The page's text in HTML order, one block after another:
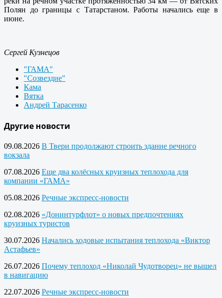
Полян до границы с Татарстаном. Работы начались еще в
июне.
Сергей Кузнецов
"ГАМА"
"Созвездие"
Кама
Вятка
Андрей Тарасенко
Другие новости
09.08.2026 В Твери продолжают строить здание речного
вокзала
07.08.2026 Еще два колёсных круизных теплохода для
компании «ГАМА»
05.08.2026 Речные экспресс-новости
02.08.2026 «Донинтурфлот» о новых предпочтениях
круизных туристов
30.07.2026 Начались ходовые испытания теплохода «Виктор
Астафьев»
26.07.2026 Почему теплоход «Николай Чудотворец» не вышел
в навигацию
22.07.2026 Речные экспресс-новости